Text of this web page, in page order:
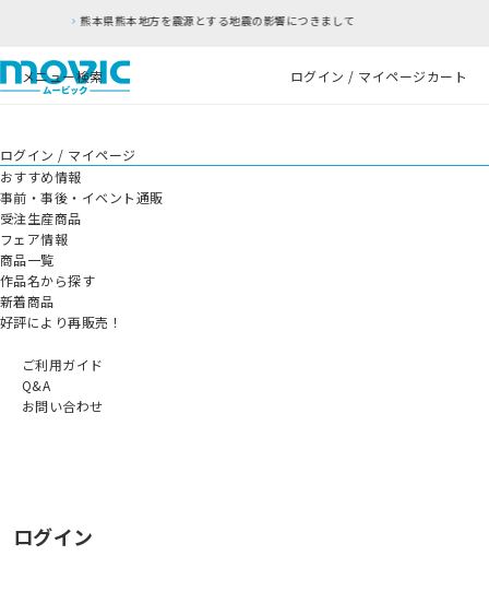
本地方を震源とする地震の影響につきまして
メニュー検索 ログイン / マイページカート
ログイン / マイページ
おすすめ情報
事前・事後・イベント通販
受注生産商品
フェア情報
商品一覧
作品名から探す
新着商品
好評により再販売！
ご利用ガイド
Q&A
お問い合わせ
ログイン